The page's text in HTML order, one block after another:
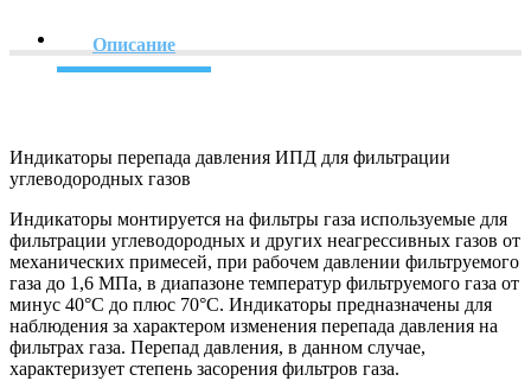
Описание
Индикаторы перепада давления ИПД для фильтрации
углеводородных газов
Индикаторы монтируется на фильтры газа используемые для
фильтрации углеводородных и других неагрессивных газов от
механических примесей, при рабочем давлении фильтруемого
газа до 1,6 МПа, в диапазоне температур фильтруемого газа от
минус 40°С до плюс 70°С. Индикаторы предназначены для
наблюдения за характером изменения перепада давления на
фильтрах газа. Перепад давления, в данном случае,
характеризует степень засорения фильтров газа.